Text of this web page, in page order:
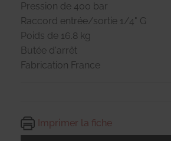
Pression de 400 bar
Raccord entrée/sortie 1/4" G
Poids de 16.8 kg
Butée d'arrêt
Fabrication France
Imprimer la fiche